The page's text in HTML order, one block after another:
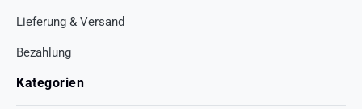
Lieferung & Versand
Bezahlung
Kategorien